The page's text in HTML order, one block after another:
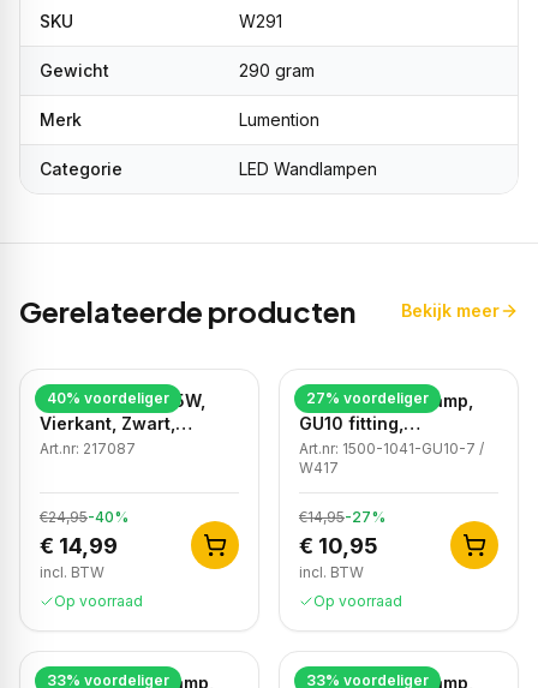
SKU W291
Gewicht 290 gram
Merk Lumention
Categorie LED Wandlampen
Gerelateerde producten Bekijk meer
40% voordeliger
LED Wandlamp, 5W,
Vierkant, Zwart,
4000K Neutraal Wit
Art.nr: 217087
€24,95-40%
€ 14,99
incl. BTW
Op voorraad
27% voordeliger
Moderne wandlamp,
GU10 fitting,
Aluminium, IP65,
Corten
Art.nr: 1500-1041-GU10-7 /
W417
€14,95-27%
€ 10,95
incl. BTW
Op voorraad
33% voordeliger
Moderne wandlamp,
33% voordeliger
Moderne wandlamp,